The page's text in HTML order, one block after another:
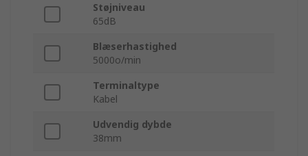
Støjniveau
65dB
Blæserhastighed
5000o/min
Terminaltype
Kabel
Udvendig dybde
38mm